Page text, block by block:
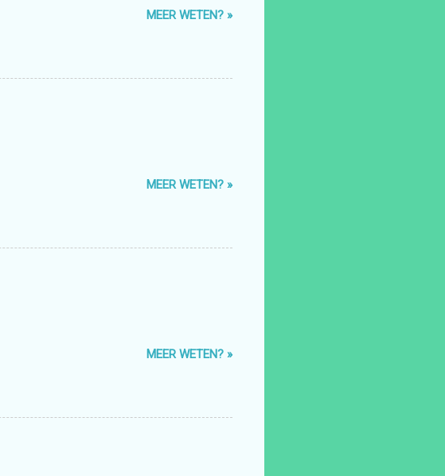
MEER WETEN? »
MEER WETEN? »
MEER WETEN? »